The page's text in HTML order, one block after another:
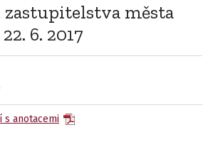
zastupitelstva města
6. 2017
s anotacemi